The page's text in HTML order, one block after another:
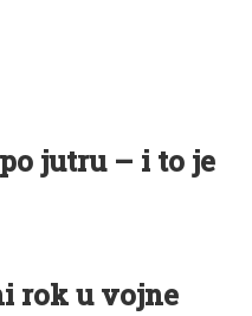
jutru – i to je
rok u vojne